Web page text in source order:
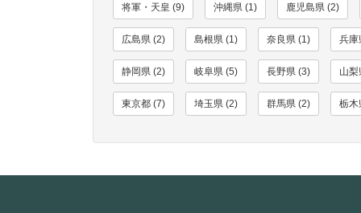
将軍・天皇 (9) 沖縄県 (1) 鹿児島県 (2)
広島県 (2) 島根県 (1) 奈良県 (1) 兵庫
静岡県 (2) 岐阜県 (5) 長野県 (3) 山梨
東京都 (7) 埼玉県 (2) 群馬県 (2) 栃木